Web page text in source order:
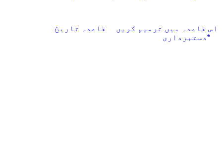
اس قاعدہ میں ترمیم کریں
قاعدہ تاریخ
*دستبرداری